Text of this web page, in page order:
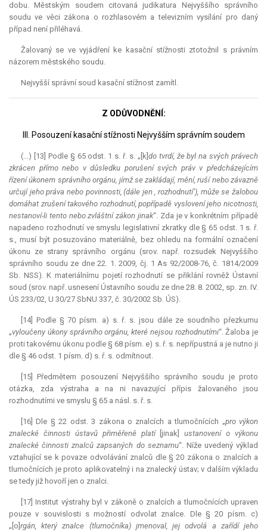
dobu. Městským soudem citovanájudikatura Nejvyššího správního
soudu ve věci zákona o rozhlasovém a televizním vysílání pro daný
případ není přiléhavá.
Žalovaný se ve vyjádření ke kasační stížnosti ztotožnil s právním
názorem městského soudu.
Nejvyšší správní soud kasační stížnost zamítl.
Z ODŮVODNĚNÍ:
III. Posouzení kasační stížnosti Nejvyšším správním soudem
(...) [13] Podle § 65 odst. 1 s. ř. s. „[k] do tvrdí, že byl na svých právech
zkrácen přímo nebo v důsledku porušení svých práv v předcházejícím
řízení úkonem správního orgánu, jímž se zakládají, mění, ruší nebo závazně
určují jeho práva nebo povinnosti, (dále jen , rozhodnutí‘), může se žalobou
domáhat zrušení takového rozhodnutí, popřípadě vyslovení jeho nicotnosti,
nestanoví-li tento nebo zvláštní zákon jinak“. Zda je v konkrétním případě
napadeno rozhodnutí ve smyslu legislativní zkratky dle § 65 odst. 1 s. ř.
s., musí být posuzováno materiálně, bez ohledu na formální označení
úkonu ze strany správního orgánu (srov. např. rozsudek Nejvyššího
správního soudu ze dne 22. 1. 2009, čj. 1 As 92/2008-76, č. 1814/2009
Sb. NSS). K materiálnímu pojetí rozhodnutí se přiklání rovněž Ústavní
soud (srov. např. usnesení Ústavního soudu ze dne 28. 8. 2002, sp. zn. IV.
ÚS 233/02, U 30/27 SbNU 337, č. 30/2002 Sb. ÚS).
[14] Podle § 70 písm. a) s. ř. s. jsou dále ze soudního přezkumu
„vyloučeny úkony správního orgánu, které nejsou rozhodnutími“. Žaloba je
proti takovému úkonu podle § 68 písm. e) s. ř. s. nepřípustná a je nutno ji
dle § 46 odst. 1 písm. d) s. ř. s. odmítnout.
[15] Předmětem posouzení Nejvyššího správního soudu je proto
otázka, zda výstraha a na ni navazující přípis žalovaného jsou
rozhodnutími ve smyslu § 65 a násl. s. ř. s.
[16] Dle § 22 odst. 3 zákona o znalcích a tlumočnících „pro výkon
znalecké činnosti ústavů přiměřeně platí[jinak]ustanovení o výkonu
znalecké činnosti znalců zapsaných do seznamu“. Níže uvedený výklad
vztahující se k povaze odvolávání znalců dle § 20 zákona o znalcích a
tlumočnících je proto aplikovatelný i na znalecký ústav; v dalším výkladu
se tedy již hovoří jen o znalci.
[17] Institut výstrahy byl v zákoně o znalcích a tlumočnících upraven
pouze v souvislosti s možností odvolat znalce. Dle § 20 písm. c)
„[o] rgán, který znalce (tlumočníka) jmenoval, jej odvolá a zařídí jeho